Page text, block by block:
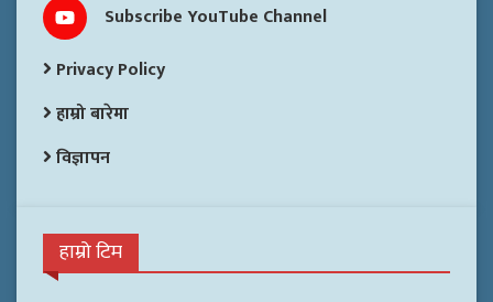
Subscribe YouTube Channel
Privacy Policy
हाम्रो बारेमा
विज्ञापन
हाम्रो टिम